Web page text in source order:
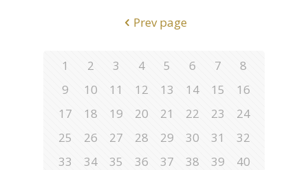
Prev page
1 2 3 4 5 6 7
8
9
10 11 12 13 14 15
16
17
18 19 20 21 22 23
24
25
26 27 28 29 30 31
32
33
34 35 36 37 38 39
40